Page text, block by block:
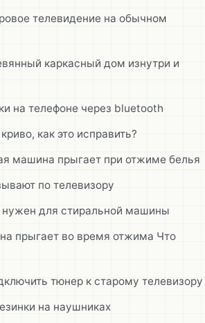
телевидение на обычном
каркасный дом изнутри и
на телефоне через bluetooth
как это исправить?
машина прыгает при отжиме белья
по телевизору
нужен для стиральной машины
прыгает во время отжима Что
тюнер к старому телевизору
на наушниках